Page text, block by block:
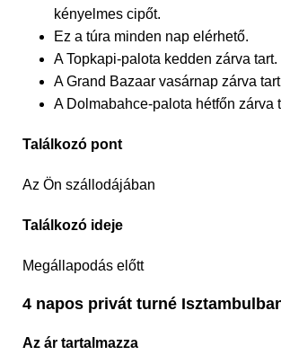
kényelmes cipőt.
Ez a túra minden nap elérhető.
A Topkapi-palota kedden zárva tart.
A Grand Bazaar vasárnap zárva
A Dolmabahce-palota hétfőn zárva
Találkozó pont
Az Ön szállodájában
Találkozó ideje
Megállapodás előtt
4 napos privát turné
Az ár tartalmazza